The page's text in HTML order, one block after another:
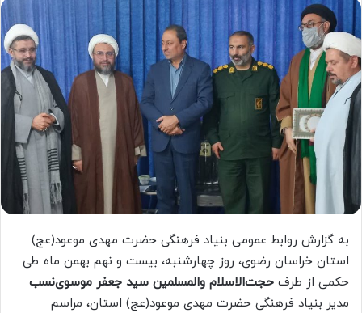
به گزارش روابط عمومی بنیاد فرهنگی حضرت مهدی موعود(عج)
استان خراسان رضوی، روز چهارشنبه، بیست و نهم بهمن ماه طی
حکمی از طرف حجت‌الاسلام والمسلمین سید جعفر موسوی‌نسب
مدیر بنیاد فرهنگی حضرت مهدی موعود(عج) استان، مراسم